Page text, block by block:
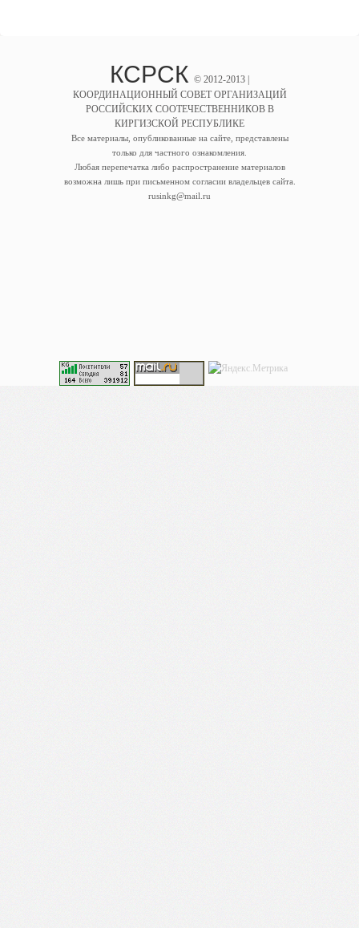
КСРСК © 2012-2013 |
КООРДИНАЦИОННЫЙ СОВЕТ ОРГАНИЗАЦИЙ
РОССИЙСКИХ СООТЕЧЕСТВЕННИКОВ В
КИРГИЗСКОЙ РЕСПУБЛИКЕ
Все материалы, опубликованные на сайте, представлены
только для частного ознакомления.
Любая перепечатка либо распространение материалов
возможна лишь при письменном согласии владельцев сайта.
rusinkg@mail.ru